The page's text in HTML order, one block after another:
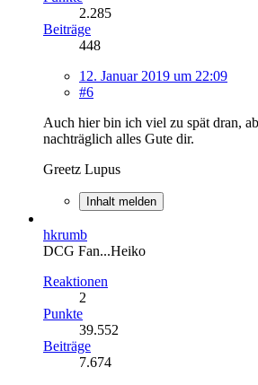
2.285
Beiträge
448
12. Januar 2019 um 22:09
#6
Auch hier bin ich viel zu spät dran,
nachträglich alles Gute dir.
Greetz Lupus
Inhalt melden
hkrumb
DCG Fan...Heiko
Reaktionen
2
Punkte
39.552
Beiträge
7.674